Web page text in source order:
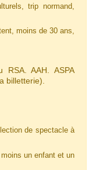
trip normand,
moins de 30 ans,
AAH. ASPA
billetterie).
de spectacle à
un enfant et un